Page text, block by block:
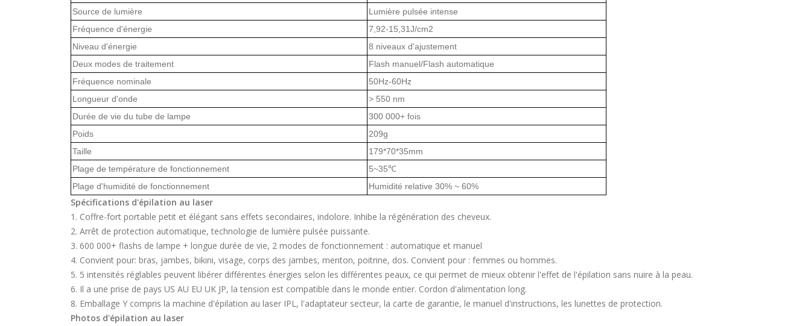
Source de lumière
Lumière pulsée intense
Fréquence d'énergie
7,92-15,31J/cm2
Niveau d'énergie
8 niveaux d'ajustement
Deux modes de traitement
Flash manuel/Flash automatique
Fréquence nominale
50Hz-60Hz
Longueur d'onde
> 550 nm
Durée de vie du tube de lampe
300 000+ fois
Poids
209g
Taille
179*70*35mm
Plage de température de fonctionnement
5~35℃
Plage d'humidité de fonctionnement
Humidité relative 30% ~ 60%
Spécifications d'épilation au laser
1. Coffre-fort portable petit et élégant sans effets secondaires, indolore. Inhibe la régénération des cheveux.
2. Arrêt de protection automatique, technologie de lumière pulsée puissante.
3. 600 000+ flashs de lampe + longue durée de vie, 2 modes de fonctionnement : automatique et manuel
4. Convient pour: bras, jambes, bikini, visage, corps des jambes, menton, poitrine, dos. Convient pour : femmes ou hommes.
5. 5 intensités réglables peuvent libérer différentes énergies selon les différentes peaux, ce qui permet de mieux obtenir l'effet de l'épilation sans nuire à la peau.
6. Il a une prise de pays US AU EU UK JP, la tension est compatible dans le monde entier. Cordon d'alimentation long.
8. Emballage Y compris la machine d'épilation au laser IPL, l'adaptateur secteur, la carte de garantie, le manuel d'instructions, les lunettes de protection.
Photos d'épilation au laser